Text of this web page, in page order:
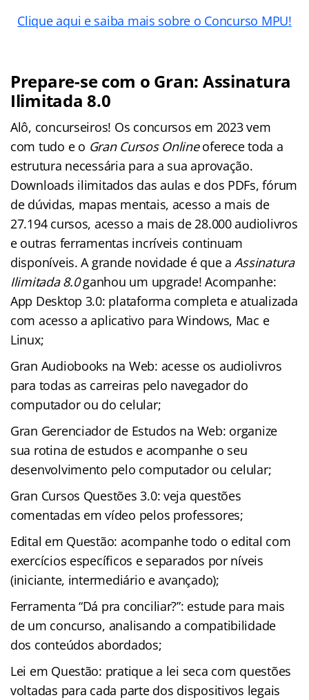
Clique aqui e saiba mais sobre o Concurso MPU!
Prepare-se com o Gran: Assinatura
Ilimitada 8.0
Alô, concurseiros! Os concursos em 2023 vem
com tudo e o Gran Cursos Onlineoferece toda a
estrutura necessária para a sua aprovação.
Downloads ilimitados das aulas e dos PDFs, fórum
de dúvidas, mapas mentais, acesso a mais de
27.194 cursos, acesso a mais de 28.000 audiolivros
e outras ferramentas incríveis continuam
disponíveis. A grande novidade é que aAssinatura
Ilimitada 8.0ganhou um upgrade! Acompanhe:
App Desktop 3.0: plataforma completa e atualizada
com acesso a aplicativo para Windows, Mac e
Linux;
Gran Audiobooks na Web: acesse os audiolivros
para todas as carreiras pelo navegador do
computador ou do celular;
Gran Gerenciador de Estudos na Web: organize
sua rotina de estudos e acompanhe o seu
desenvolvimento pelo computador ou celular;
Gran Cursos Questões 3.0: veja questões
comentadas em vídeo pelos professores;
Edital em Questão: acompanhe todo o edital com
exercícios específicos e separados por níveis
(iniciante, intermediário e avançado);
Ferramenta “Dá pra conciliar?”: estude para mais
de um concurso, analisando a compatibilidade
dos conteúdos abordados;
Lei em Questão: pratique a lei seca com questões
voltadas para cada parte dos dispositivos legais